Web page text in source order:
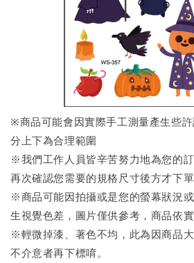
※商品可能會因實際手工測量產生些
分上下為合理範圍
※我們工作人員皆辛苦努力地為您的
再次確認您需要的規格尺寸後方才下單
※商品可能因拍攝或是您的螢幕狀況
生視覺色差，圖片僅供參考，商品依實
※輕微掉漆、著色不均，此為因商品
不介意者再下標唷。